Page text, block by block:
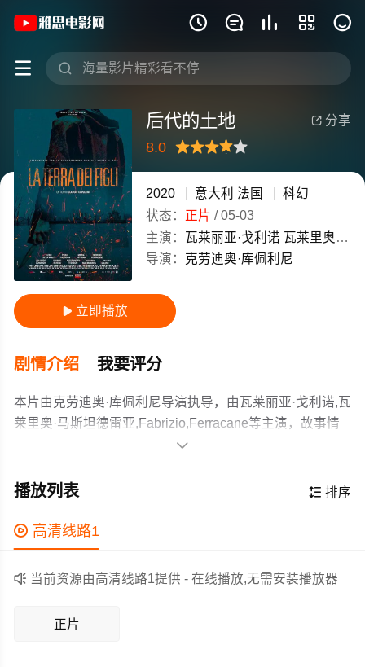
    
 
《后代的土地》(2020)意大利 / 法国意
 分享
后代的土地
8.0
很差较差还行推荐力荐
2020 意大利 法国
科幻
状态： 正片 /05-03
主演： 瓦莱丽亚·戈利诺 瓦莱里奥·马斯坦德雷亚
导演： 克劳迪奥·库佩利尼
 立即播放
剧情介绍 我要评分
本片由克劳迪奥·库佩利尼导演执导，由瓦莱丽亚·戈利诺,瓦
莱里奥·马斯坦德雷亚,Fabrizio,Ferracane等主演，故事情
节跌岩起伏、扣人心弦，领广大科幻片爱好者和观众们都
借口，让他走出了家庭环境的限制； 只有这样做，他才能
后世界末日科幻类型的独特贡献讲述了一个处于危机中的
人类，同时..
作为一部 上映的科幻电影，在当期同类题材影片中具有一
定的看点，在演员表现和剧情架构上也都有不错的亮点，
剧情紧凑，角色塑造鲜明，适合喜欢科幻类电影的观众观

 排序
播放列表
 高清线路1
 当前资源由高清线路1提供 - 在线播放,无需安装播放器
正片